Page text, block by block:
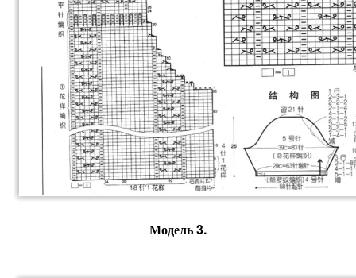
Модель 3.